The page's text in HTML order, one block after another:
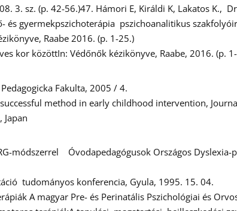
3. sz. (p. 42-56.)47. Hámori E, Királdi K, Lakatos K.,
gyermekpszichoterápia pszichoanalitikus
Raabe 2016. (p. 1-25.)
kor közöttIn: Védőnők kézikönyve, Raabe, 2016. (p.
Fakulta, 2005 / 4.
method in early childhood intervention,
Japan
módszerrel Óvodapedagógusok Országos Dyslexia-
tudományos konferencia, Gyula, 1995. 15. 04.
A magyar Pre- és Perinatális Pszichológiai és